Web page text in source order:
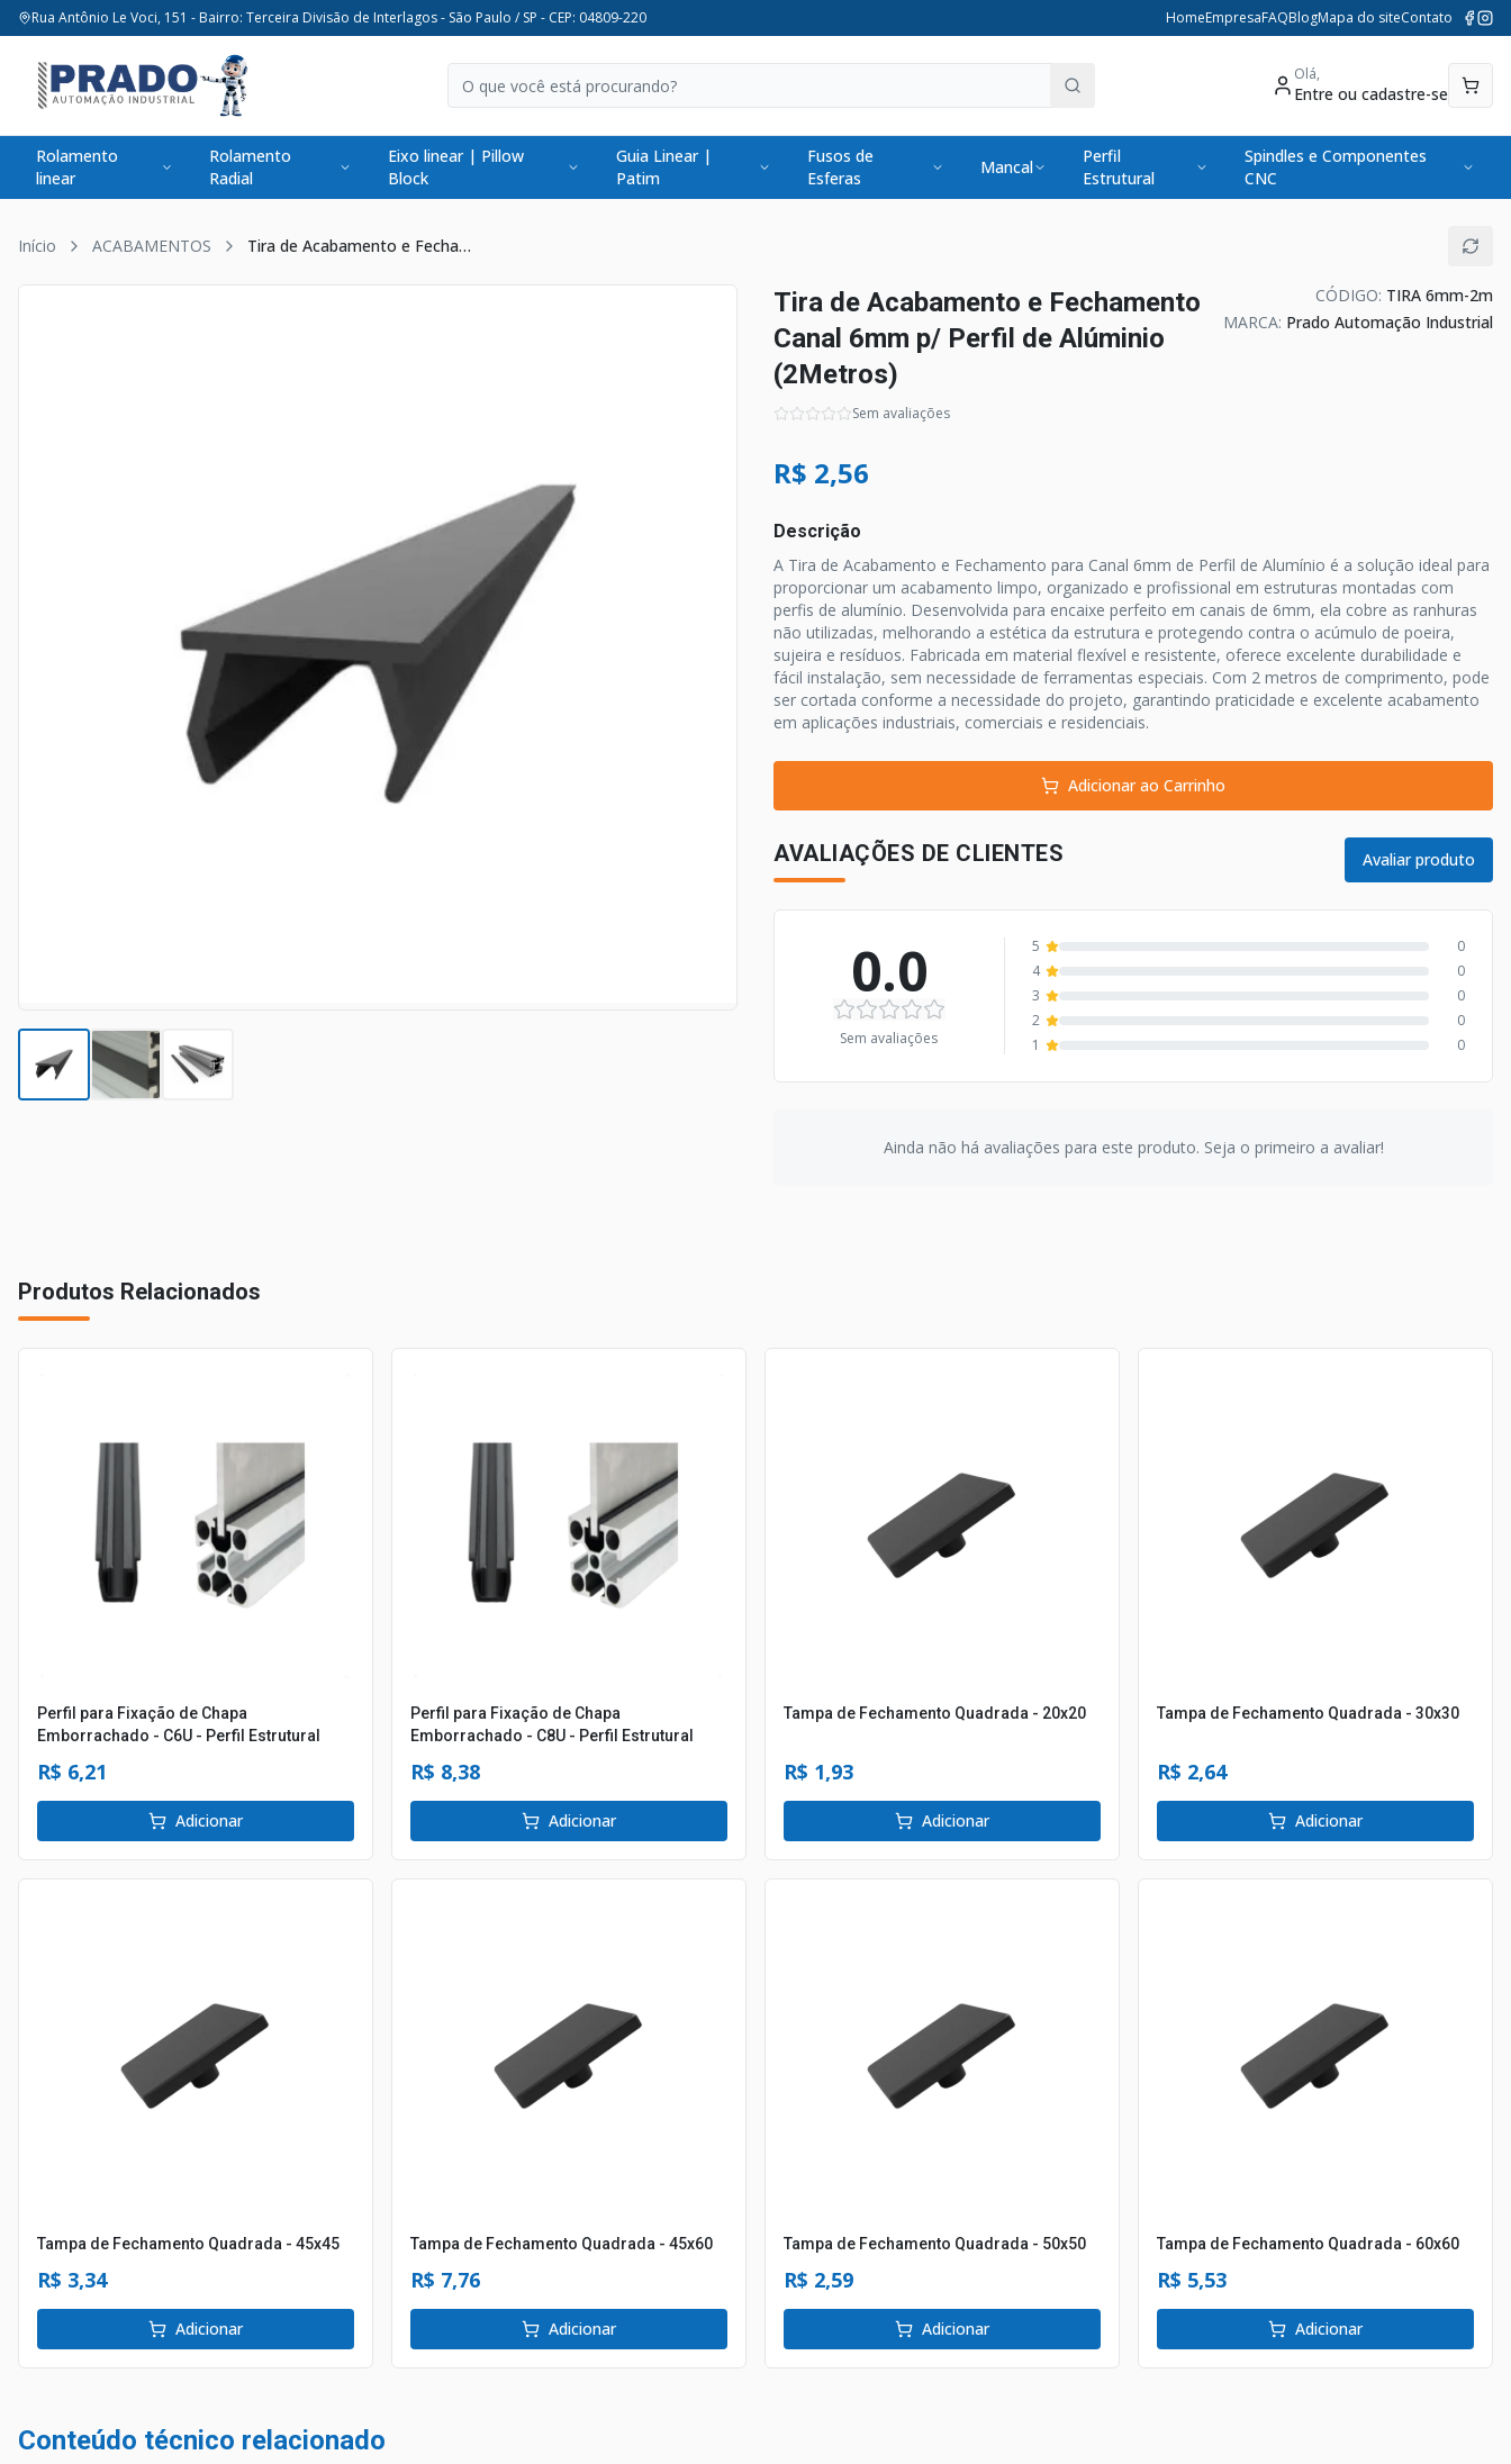
Rua Antônio Le Voci, 151 - Bairro: Terceira Divisão de Interlagos - São Paulo / SP - CEP: 04809-220 HomeEmpresaFAQBlogMapa do siteContato
Olá,
Entre ou cadastre-se
Rolamento
linear
Rolamento
Radial
Eixo linear | Pillow
Block
Guia Linear |
Patim
Fusos de
Esferas
Mancal
Perfil
Estrutural
Spindles e Componentes
CNC
Início ACABAMENTOS Tira de Acabamento e Fechamento Canal 6mm p/ Perfil de Alúminio (2Metros)
Tira de Acabamento e Fechamento
Canal 6mm p/ Perfil de Alúminio
(2Metros)
Sem avaliações
CÓDIGO: TIRA 6mm-2m
MARCA: Prado Automação Industrial
R$ 2,56
Descrição
A Tira de Acabamento e Fechamento para Canal 6mm de Perfil de Alumínio é a solução ideal para
proporcionar um acabamento limpo, organizado e profissional em estruturas montadas com
perfis de alumínio. Desenvolvida para encaixe perfeito em canais de 6mm, ela cobre as ranhuras
não utilizadas, melhorando a estética da estrutura e protegendo contra o acúmulo de poeira,
sujeira e resíduos. Fabricada em material flexível e resistente, oferece excelente durabilidade e
fácil instalação, sem necessidade de ferramentas especiais. Com 2 metros de comprimento, pode
ser cortada conforme a necessidade do projeto, garantindo praticidade e excelente acabamento
em aplicações industriais, comerciais e residenciais.
Adicionar ao Carrinho
AVALIAÇÕES DE CLIENTES Avaliar produto
0.0
Sem avaliações
5
0
4
0
3
0
2
0
1
0
Ainda não há avaliações para este produto. Seja o primeiro a avaliar!
Produtos Relacionados
Perfil para Fixação de Chapa
Emborrachado - C6U - Perfil Estrutural
R$ 6,21
Adicionar
Perfil para Fixação de Chapa
Emborrachado - C8U - Perfil Estrutural
R$ 8,38
Adicionar
Tampa de Fechamento Quadrada - 20x20
R$ 1,93
Adicionar
Tampa de Fechamento Quadrada - 30x30
R$ 2,64
Adicionar
Tampa de Fechamento Quadrada - 45x45
R$ 3,34
Adicionar
Tampa de Fechamento Quadrada - 45x60
R$ 7,76
Adicionar
Tampa de Fechamento Quadrada - 50x50
R$ 2,59
Adicionar
Tampa de Fechamento Quadrada - 60x60
R$ 5,53
Adicionar
Conteúdo técnico relacionado